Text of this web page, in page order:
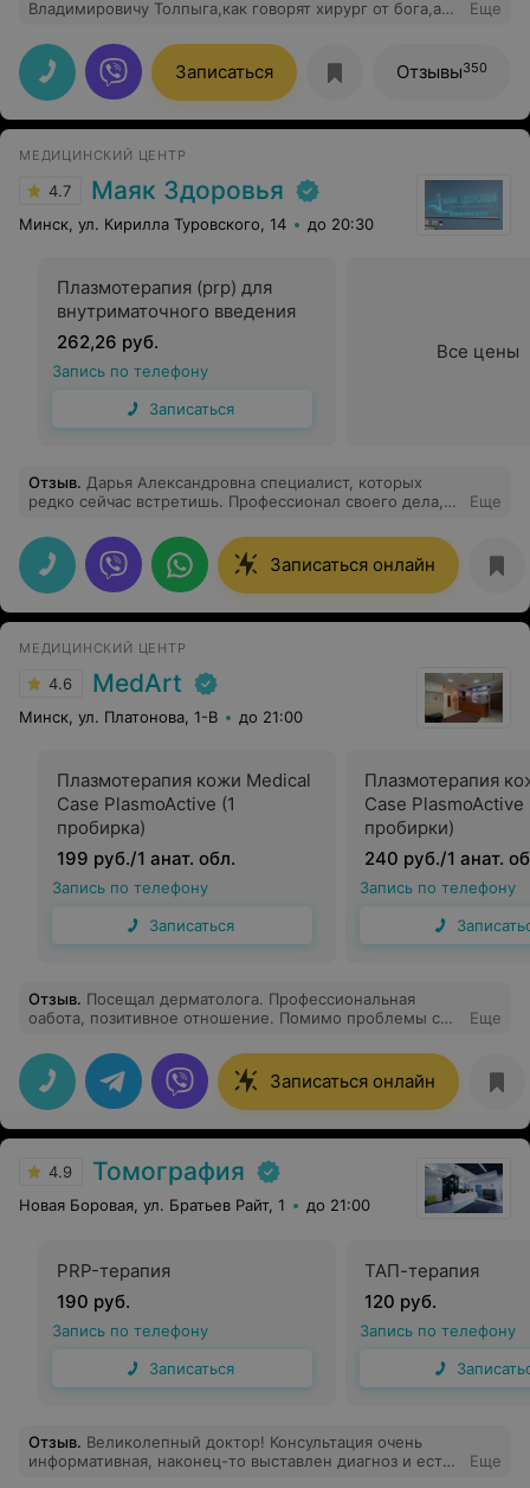
Владимировичу Толпыга,как говорят хирург от бога,а
огромное ему и ТатьянеПревосходная команда
Еще
Записаться Отзывы350
МЕДИЦИНСКИЙ ЦЕНТР
4.7 Маяк Здоровья
Минск, ул. Кирилла Туровского, 14 до 20:30
Плазмотерапия (prp) для
внутриматочного введения
262,26 руб.
Запись по телефону
Записаться
Все цены
Отзыв. Дарья Александровна специалист, которых
редко сейчас встретишь. Профессионал своего дела,
Еще
Записаться онлайн
МЕДИЦИНСКИЙ ЦЕНТР
4.6 MedArt
Минск, ул. Платонова, 1-В до 21:00
Плазмотерапия кожи Medical
Case PlasmoActive (1
пробирка)
199 руб./1 анат. обл.
Запись по телефону
Записаться
Плазмотерапия
Case PlasmoActive
пробирки)
240 руб./1 анат.
Запись по телефону
Отзыв. Посещал дерматолога. Профессиональная
оабота, позитивное отношение. Помимо проблемы с
вопросу. Очень рекомендую
Еще
Записаться онлайн
4.9 Томография
Новая Боровая, ул. Братьев Райт, 1 до 21:00
PRP-терапия
190 руб.
Запись по телефону
Записаться
ТАП-терапия
120 руб.
Запись по телефону
Отзыв. Великолепный доктор! Консультация очень
информативная, наконец-то выставлен диагноз и есть
Еще